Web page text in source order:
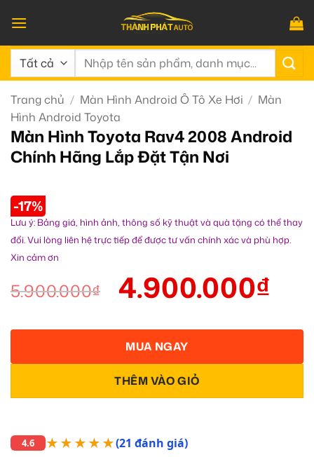
qua
nội
dung
Tìm
Trang chủ / Màn Hình Android Ô Tô Xe Hơi / Màn
Hình Android Toyota
Màn Hình Toyota Rav4 2008 Android
Chính Hãng Lắp Đặt Tận Nơi
-17%
Lưu ý: Bảng giá, hình ảnh, thông số kỹ thuật và quà tặng có thể thay
đổi. Vui lòng liên hệ trực tiếp để được tư vấn chính xác và phù hợp.
Xin cảm ơn
5.900.000₫ 4.900.000₫
THÊM VÀO GIỎ
MUA NGAY
4.6 ★★★★★(21 đánh giá)